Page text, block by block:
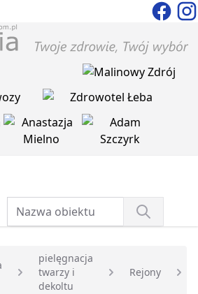
pielęgnacja
twarzy i
dekoltu
Rejony